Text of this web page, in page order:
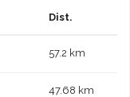
Dist.
57.2 km
47.68 km